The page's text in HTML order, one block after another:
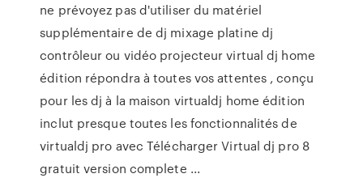
ne prévoyez pas d'utiliser du matériel
supplémentaire de dj mixage platine dj
contrôleur ou vidéo projecteur virtual dj home
édition répondra à toutes vos attentes , conçu
pour les dj à la maison virtualdj home édition
inclut presque toutes les fonctionnalités de
virtualdj pro avec Télécharger Virtual dj pro 8
gratuit version complete ...